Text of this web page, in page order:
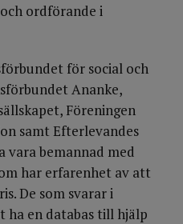
ordförande i
för social och
Ananke,
Föreningen
samt Efterlevandes
vara bemannad med
har erfarenhet av att
De som svarar i
en databas till hjälp